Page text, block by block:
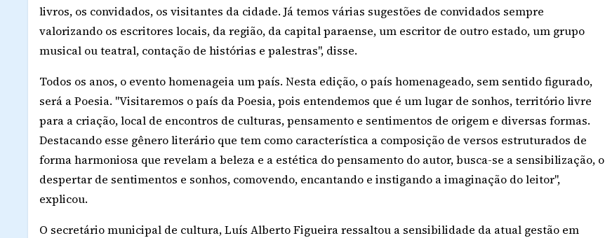
livros, os convidados, os visitantes da cidade. Já temos várias sugestões de convidados sempre
valorizando os escritores locais, da região, da capital paraense, um escritor de outro estado, um grupo
musical ou teatral, contação de histórias e palestras", disse.
Todos os anos, o evento homenageia um país. Nesta edição, o país homenageado, sem sentido figurado,
será a Poesia. "Visitaremos o país da Poesia, pois entendemos que é um lugar de sonhos, território livre
para a criação, local de encontros de culturas, pensamento e sentimentos de origem e diversas formas.
Destacando esse gênero literário que tem como característica a composição de versos estruturados de
forma harmoniosa que revelam a beleza e a estética do pensamento do autor, busca-se a sensibilização, o
despertar de sentimentos e sonhos, comovendo, encantando e instigando a imaginação do leitor",
explicou.
O secretário municipal de cultura, Luís Alberto Figueira ressaltou a sensibilidade da atual gestão em